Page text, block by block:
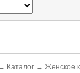
Каталог → Женское